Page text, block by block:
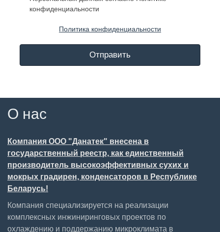
конфиденциальности
Политика конфиденциальности
Отправить
О нас
Компания ООО "Данатек" внесена в
государственный реестр, как единственный
производитель высокоэффективных сухих и
мокрых градирен, конденсаторов в Республике
Беларусь!
Компания специализируется на реализации
комплексных инжиниринговых проектов по
охлаждению и поддержанию микроклимата в